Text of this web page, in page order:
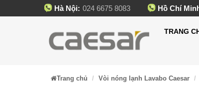
Hà Nội: 024 6675 8083 Hồ Chí
TRANG
Trang chủ Vòi nóng lạnh Lavabo Caesar